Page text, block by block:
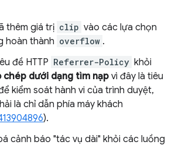
thêm giá trị clip vào các lựa chọn
hoàn thành overflow .
đề HTTP Referrer-Policy khỏi
chép dưới dạng tìm nạp vì đây là tiêu
kiểm soát hành vi của trình duyệt,
là chỉ dẫn phía máy khách
).
cảnh báo "tác vụ dài" khỏi các luồng